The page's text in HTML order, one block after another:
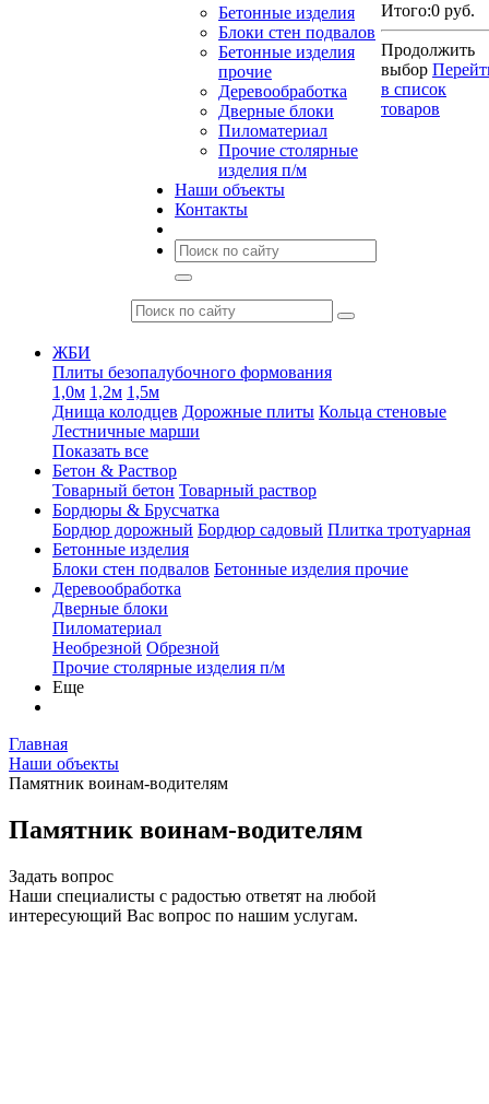
Бетонные изделия
Блоки стен подвалов
Бетонные изделия
прочие
Деревообработка
Дверные блоки
Пиломатериал
Прочие столярные
изделия п/м
Наши объекты
Контакты
Итого:0 руб.
Продолжить
выбор
в список
товаров
ЖБИ
Плиты безопалубочного формования
1,0м 1,2м 1,5м
Днища колодцев Дорожные плиты Кольца стеновые
Лестничные марши
Показать все
Бетон & Раствор
Товарный бетон Товарный раствор
Бордюры & Брусчатка
Бордюр дорожный Бордюр садовый Плитка тротуарная
Бетонные изделия
Блоки стен подвалов Бетонные изделия прочие
Деревообработка
Дверные блоки
Пиломатериал
Необрезной Обрезной
Прочие столярные изделия п/м
Еще
Главная
Наши объекты
Памятник воинам-водителям
Памятник воинам-водителям
Задать вопрос
Наши специалисты с радостью ответят на любой
интересующий Вас вопрос по нашим услугам.